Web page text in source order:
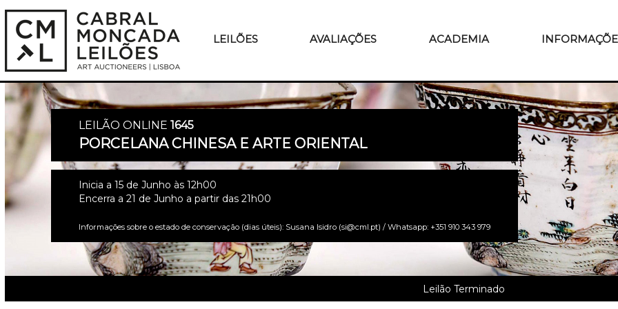
LEILÕES AVALIAÇÕES ACADEMIA
LEILÃO ONLINE 1645
PORCELANA CHINESA E ARTE ORIENTAL
Inicia a 15 de Junho às 12h00
Encerra a 21 de Junho a partir das 21h00
Informações sobre o estado de conservação (dias úteis): Susana Isidro (si@cml.pt) / Whatsapp: +351 910 343 979
Leilão Terminado